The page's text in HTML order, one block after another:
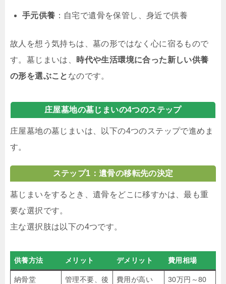
手元供養 ：自宅で遺骨を保管し、身近で供養
故人を想う気持ちは、墓の形ではなく心に宿るもので
す。墓じまいは、
時代や生活環境に合った新しい供養
の形を選ぶこと なのです。
庄屋墓地の墓じまいの4つのステップ
庄屋墓地の墓じまいは、以下の4つのステップで進めま
す。
ステップ1：遺骨の移転先の決定
墓じまいをするとき、遺骨をどこに移すかは、最も重
要な選択です。
主な選択肢は以下の4つです。
供養方法 メリット デメリット 費用相場
納骨堂
管理不要、後
費用が高い
30万円～80